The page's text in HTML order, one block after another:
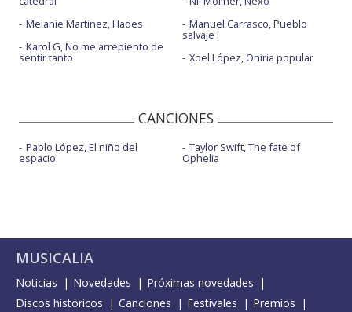
Melanie Martinez, Hades
Karol G, No me arrepiento de
sentir tanto
Manuel Carrasco, Pueblo
salvaje I
Xoel López, Oniria popular
CANCIONES
Pablo López, El niño del
espacio
Taylor Swift, The fate of
Ophelia
MUSICALIA
Noticias Novedades
Próximas novedades
Discos históricos
Canciones Festivales
Premios